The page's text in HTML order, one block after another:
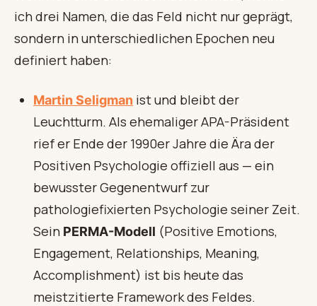
ich drei Namen, die das Feld nicht nur geprägt,
sondern in unterschiedlichen Epochen neu
definiert haben:
Martin Seligman ist und bleibt der
Leuchtturm. Als ehemaliger APA-Präsident
rief er Ende der 1990er Jahre die Ära der
Positiven Psychologie offiziell aus — ein
bewusster Gegenentwurf zur
pathologiefixierten Psychologie seiner Zeit.
Sein PERMA-Modell (Positive Emotions,
Engagement, Relationships, Meaning,
Accomplishment) ist bis heute das
meistzitierte Framework des Feldes.